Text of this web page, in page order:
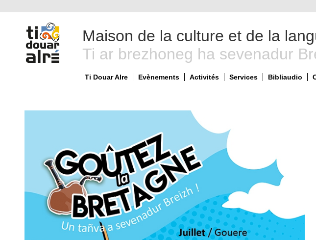
Maison de la culture et de la
Ti ar brezhoneg ha sevenadur
Ti Douar Alre Evènements Activités Services Bibliaudio